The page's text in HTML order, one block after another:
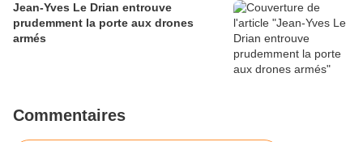
Jean-Yves Le Drian entrouve
prudemment la porte aux drones
armés
Commentaires